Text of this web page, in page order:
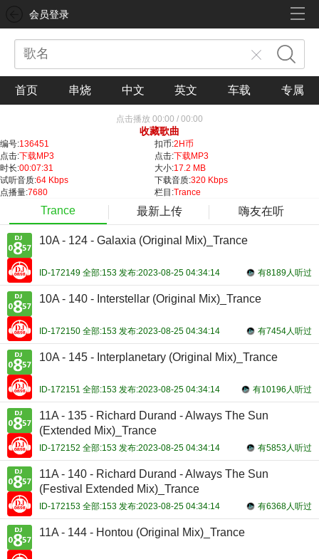
会员登录
首页 串烧 中文 英文 车载 专属
点击播放 00:00 / 00:00
收藏歌曲
编号:136451 扣币:2H币
点击:下载MP3 点击:下载MP3
时长:00:07:31 大小:17.2 MB
试听音质:64 Kbps 下载音质:320 Kbps
点播量:7680 栏目:Trance
Trance 最新上传 嗨友在听
10A - 124 - Galaxia (Original Mix)_Trance
有8189人听过
ID-172149 全部:153 发布:2023-08-25 04:34:14
10A - 140 - Interstellar (Original Mix)_Trance
有7454人听过
ID-172150 全部:153 发布:2023-08-25 04:34:14
10A - 145 - Interplanetary (Original Mix)_Trance
有10196人听过
ID-172151 全部:153 发布:2023-08-25 04:34:14
11A - 135 - Richard Durand - Always The Sun
(Extended Mix)_Trance
有5853人听过
ID-172152 全部:153 发布:2023-08-25 04:34:14
11A - 140 - Richard Durand - Always The Sun
(Festival Extended Mix)_Trance
有6368人听过
ID-172153 全部:153 发布:2023-08-25 04:34:14
11A - 144 - Hontou (Original Mix)_Trance